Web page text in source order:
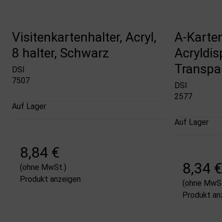
Visitenkartenhalter, Acryl,
8 halter, Schwarz
DSI
7507
Auf Lager
8,84 €
(ohne MwSt.)
Produkt anzeigen
A-
DSI
2577
Auf Lager
8,34 €
(ohne
Produkt